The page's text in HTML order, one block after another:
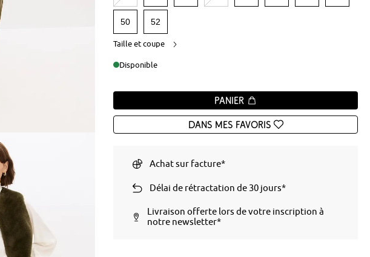
50 52
Taille et coupe
Disponible
Panier
Dans mes favoris
Achat sur facture*
Délai de rétractation de 30 jours*
Livraison offerte lors de votre inscription à
notre newsletter*